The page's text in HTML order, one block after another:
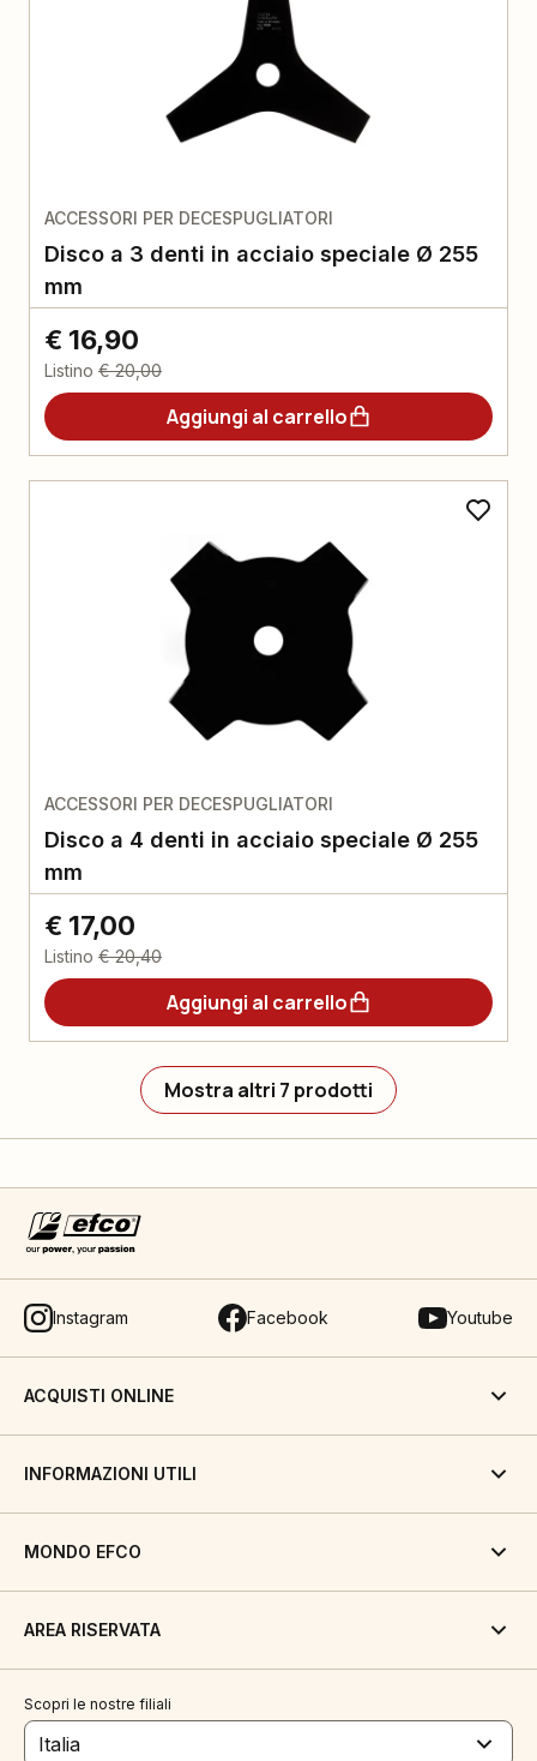
ACCESSORI PER DECESPUGLIATORI
Disco a 3 denti in acciaio speciale Ø 255
mm
€ 16,90
Listino € 20,00
Aggiungi al carrello
ACCESSORI PER DECESPUGLIATORI
Disco a 4 denti in acciaio speciale Ø 255
mm
€ 17,00
Listino € 20,40
Aggiungi al carrello
Mostra altri 7 prodotti
Instagram Facebook Youtube
ACQUISTI ONLINE
INFORMAZIONI UTILI
MONDO EFCO
AREA RISERVATA
Scopri le nostre filiali
Italia